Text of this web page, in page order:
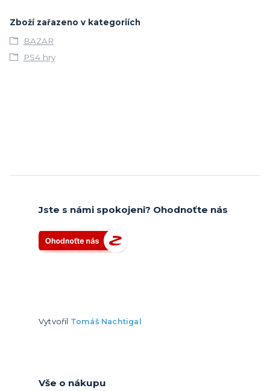
Zboží zařazeno v kategoriích
BAZAR
PS4 hry
Jste s námi spokojeni? Ohodnoťte nás
Vytvořil Tomáš Nachtigal
Vše o nákupu